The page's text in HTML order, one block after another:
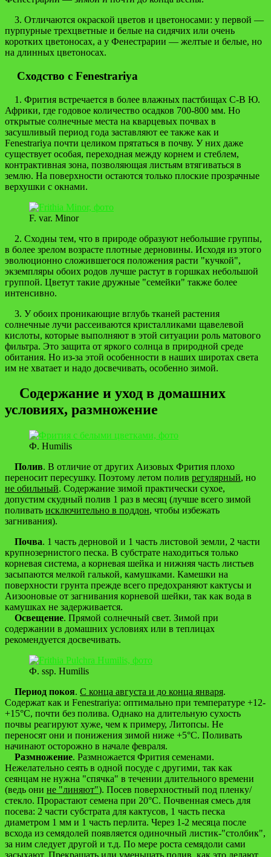
3. Отличаются окраской цветов и цветоносами: у первой —
пурпурные трехцветные и белые на сидячих или очень
коротких цветоносах, а у Фенестрарии — желтые и белые, но
на длинных цветоносах.
Сходство с Fenestrariya
1. Фрития встречается в более влажных пастбищах С-В Ю.
Африки, где годовое количество осадков 700-800 мм. Но
открытые солнечные места на кварцевых почвах в
засушливый период года заставляют ее также как и
Fenestrariya почти целиком прятаться в почву. У них даже
существует особая, переходная между корнем и стеблем,
контрактивная зона, позволяющая листьям втягиваться в
землю. На поверхности остаются только плоские прозрачные
верхушки с окнами.
F. var. Minor
2. Сходны тем, что в природе образуют небольшие группы,
в более зрелом возрасте плотные дерновины. Исходя из этого
эволюционно сложившегося положения расти "кучкой",
экземпляры обоих родов лучше растут в горшках небольшой
группой. Цветут такие дружные "семейки" также более
интенсивно.
3. У обоих проникающие вглубь тканей растения
солнечные лучи рассеиваются кристалликами щавелевой
кислоты, которые выполняют в этой ситуации роль матового
фильтра. Это защита от яркого солнца в природной среде
обитания. Но из-за этой особенности в наших широтах света
им не хватает и надо досвечивать, особенно зимой.
Содержание и уход в домашних
условиях, размножение
Ф. Humilis
Полив. В отличие от других Аизовых Фрития плохо
переносит пересушку. Поэтому летом полив регулярный, но
не обильный. Содержание зимой практически сухое,
допустим скудный полив 1 раз в месяц (лучше всего зимой
поливать исключительно в поддон, чтобы избежать
загнивания).
Почва. 1 часть дерновой и 1 часть листовой земли, 2 части
крупнозернистого песка. В субстрате находиться только
корневая система, а корневая шейка и нижняя часть листьев
засыпаются мелкой галькой, камушками. Камешки на
поверхности грунта прежде всего предохраняют кактусы и
Аизооновые от загнивания корневой шейки, так как вода в
камушках не задерживается.
Освещение. Прямой солнечный свет. Зимой при
содержании в домашних условиях или в теплицах
рекомендуется досвечивать.
Ф. ssp. Humilis
Период покоя. С конца августа и до конца января.
Содержат как и Fenestrariya: оптимально при температуре +12-
+15°С, почти без полива. Однако на длительную сухость
почвы реагируют хуже, чем к примеру, Литопсы. Не
переносят они и понижения зимой ниже +5°С. Поливать
начинают осторожно в начале февраля.
Размножение. Размножается Фрития семенами.
Нежелательно сеять в одной посуде с другими, так как
сеянцам не нужна "спячка" в течении длительного времени
(ведь они не "линяют"). Посев поверхностный под пленку/
стекло. Прорастают семена при 20°С. Почвенная смесь для
посева: 2 части субстрата для кактусов, 1 часть песка
диаметром 1 мм и 1 часть перлита. Через 1-2 месяца после
всхода из семядолей появляется одиночный листик-"столбик",
за ним следует другой и т.д. По мере роста семядоли сами